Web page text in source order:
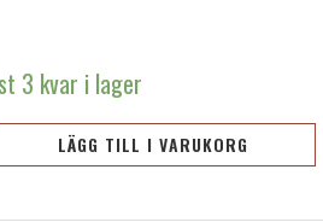
3 kvar i lager
LÄGG TILL I VARUKORG